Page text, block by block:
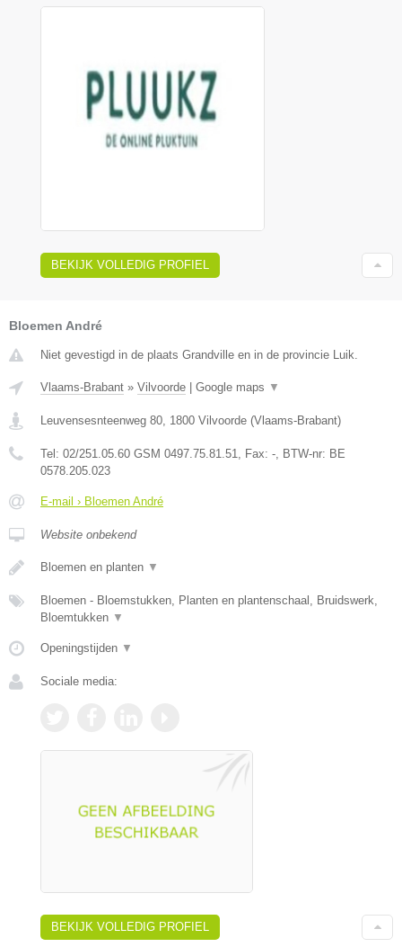
BEKIJK VOLLEDIG PROFIEL
Bloemen André
Niet gevestigd in de plaats Grandville en in de provincie Luik.
Vlaams-Brabant » Vilvoorde Google maps ▼
Leuvensesnteenweg 80, 1800 Vilvoorde (Vlaams-Brabant)
Tel: 02/251.05.60 GSM 0497.75.81.51, Fax: -, BTW-nr: BE
0578.205.023
E-mail › Bloemen André
Website onbekend
Bloemen en planten ▼
Bloemen - Bloemstukken, Planten en plantenschaal, Bruidswerk,
Bloemtukken ▼
Openingstijden ▼
Sociale media:
BEKIJK VOLLEDIG PROFIEL